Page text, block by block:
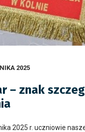
2025
– znak
2025 r. uczniowie